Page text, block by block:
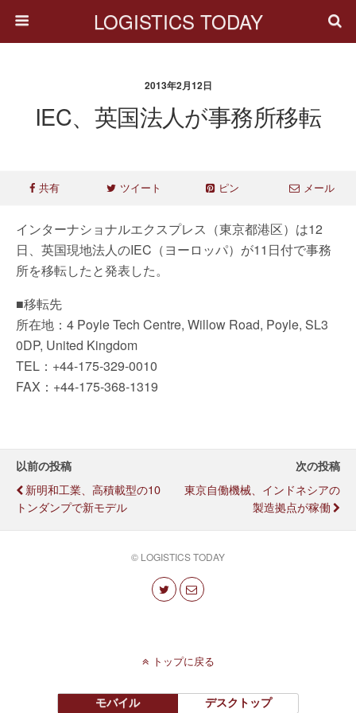
LOGISTICS TODAY
2013年2月12日
IEC、英国法人が事務所移転
共有 ツイート ピン メール
インターナショナルエクスプレス（東京都港区）は12
日、英国現地法人のIEC（ヨーロッパ）が11日付で事務
所を移転したと発表した。
■移転先
所在地：4 Poyle Tech Centre, Willow Road, Poyle, SL3
0DP, United Kingdom
TEL：+44-175-329-0010
FAX：+44-175-368-1319
以前の投稿
新明和工業、高積載型の10
トンダンプで新モデル
次の投稿
東京自働機械、インドネシアの
製造拠点が稼働
© LOGISTICS TODAY
トップに戻る
モバイル デスクトップ